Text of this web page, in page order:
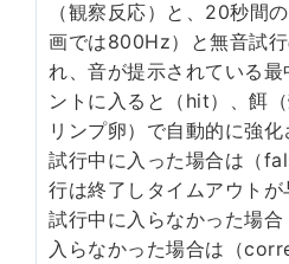
（観察反応）と、20秒間
画では800Hz）と無音試
れ、音が提示されている
ントに入ると（hit）、餌
リンプ卵）で自動的に強
試行中に入った場合は（
行は終了しタイムアウト
試行中に入らなかった場
入らなかった場合は（